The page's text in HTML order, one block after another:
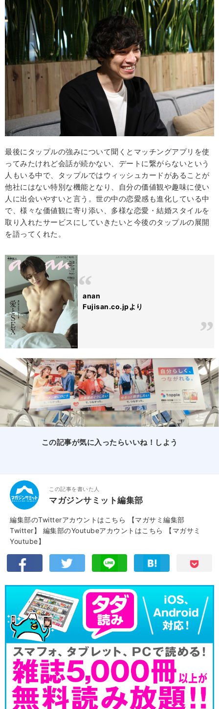
最後にタップルの強みについて聞くとマッチングアプリを使
ってみたけれど会話が続かない、デートに繋がらないという
人もいる中で、タップルではウィッシュカードがあることが
他社にはない特別な機能となり、自分の価値観や趣味に使い
人に出会いやすいと言う。世の中の恋愛感も進化している中
で、様々な価値観に寄り添い、多様な恋愛・結婚スタイルを
取り入れたサービスにしていきたいと今後のタップルの展開
を語ってくれた。
anan
Fujisan.co.jpより
この記事が気に入ったらいいね！しよう
この記事を書いた人
マガジンサミット編集部
編集部のTwitterアカウントはこちら
【マガサミ編集部
Twitter】
編集部のYoutubeアカウントはこちら
【マガサミ
Youtube】